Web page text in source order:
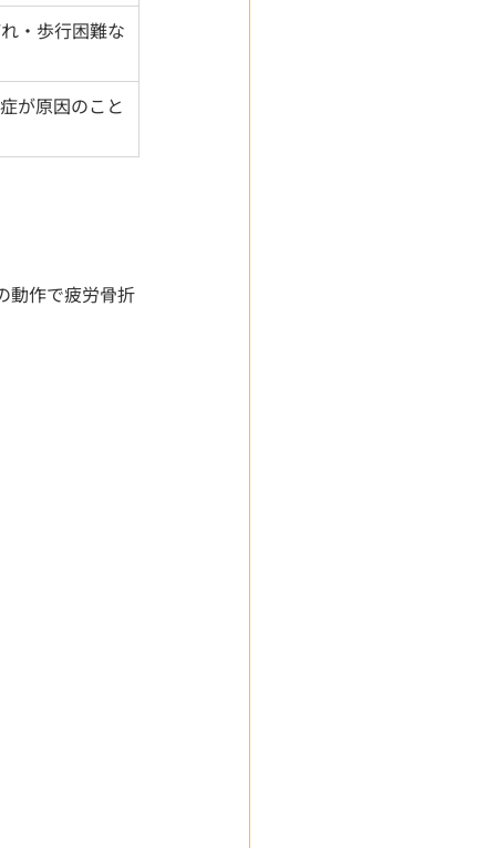
・歩行困難な
が原因のこと
動作で疲労骨折